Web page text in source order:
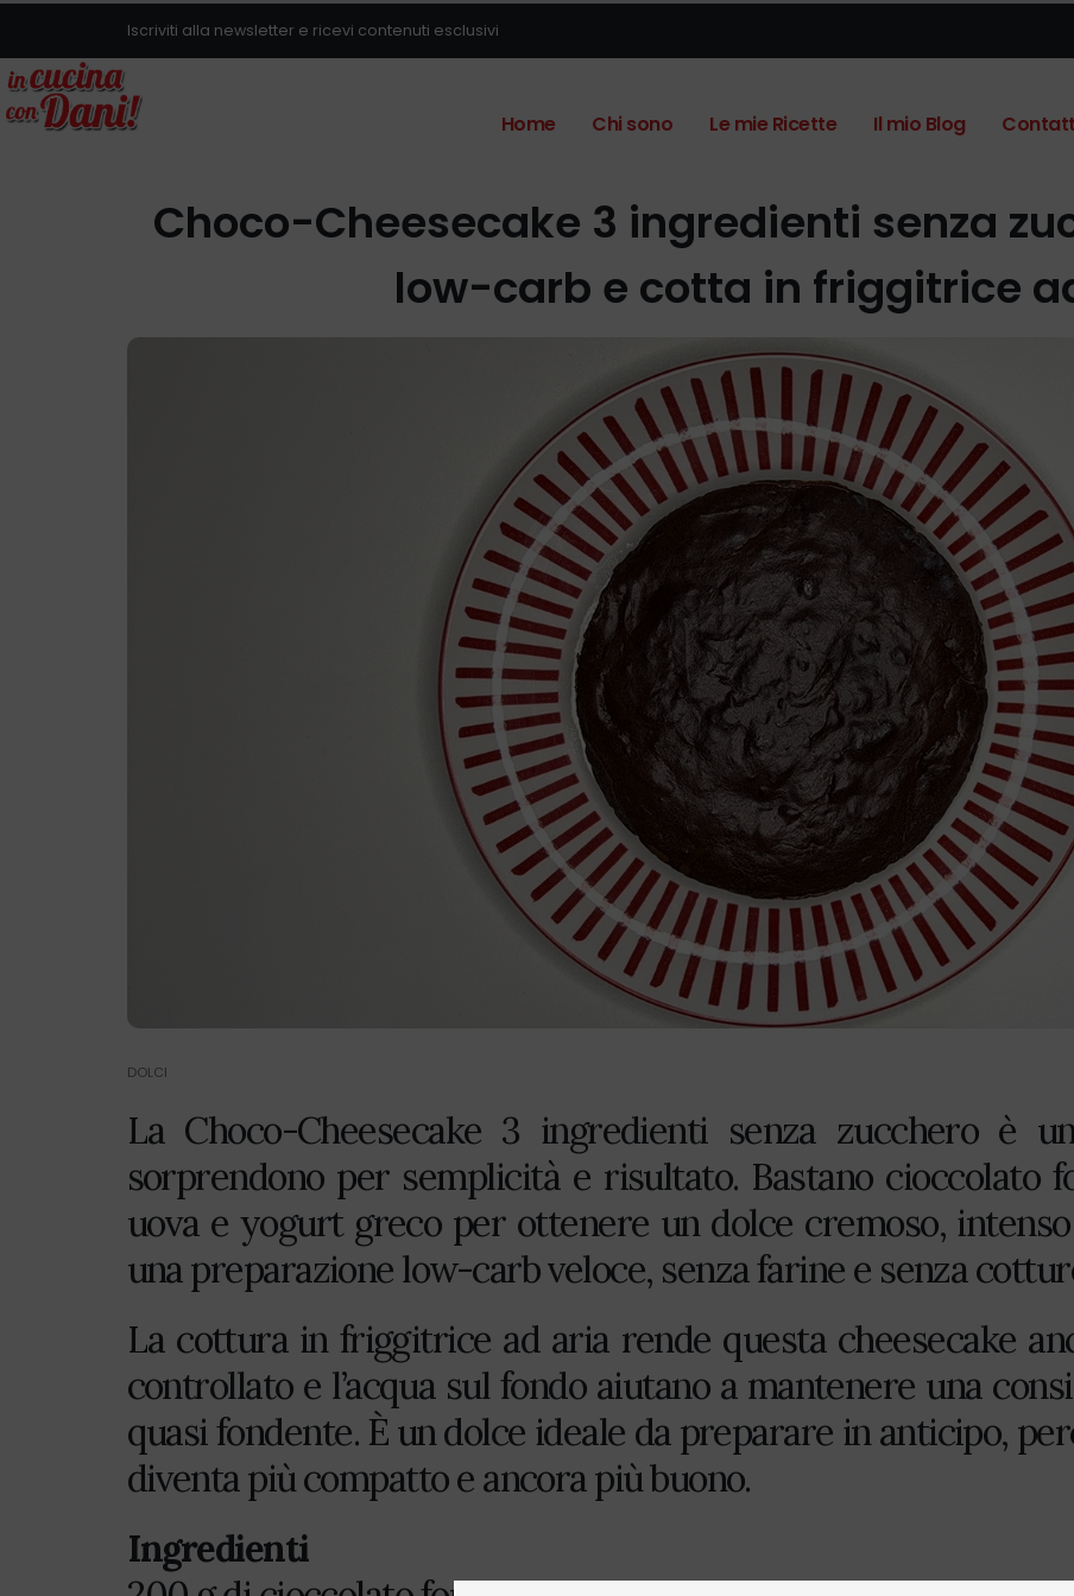
Iscriviti alla newsletter e ricevi contenuti esclusivi
Home Chi sono Le mie Ricette Il mio Blog
Choco-Cheesecake 3 ingredienti senza
low-carb e cotta in friggitrice
DOLCI
La Choco-Cheesecake 3 ingredienti senza zucchero è
sorprendono per semplicità e risultato. Bastano cioccolato
uova e yogurt greco per ottenere un dolce cremoso,
una preparazione low-carb veloce, senza farine e senza
La cottura in friggitrice ad aria rende questa cheesecake
controllato e l’acqua sul fondo aiutano a mantenere una
quasi fondente. È un dolce ideale da preparare in anticipo,
diventa più compatto e ancora più buono.
Ingredienti